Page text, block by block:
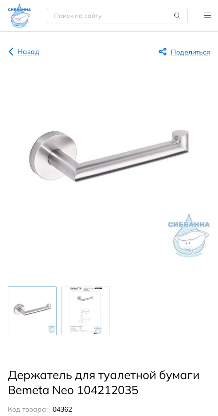
Назад Поделиться
Держатель для туалетной бумаги
Bemeta Neo 104212035
Код товара: 04362